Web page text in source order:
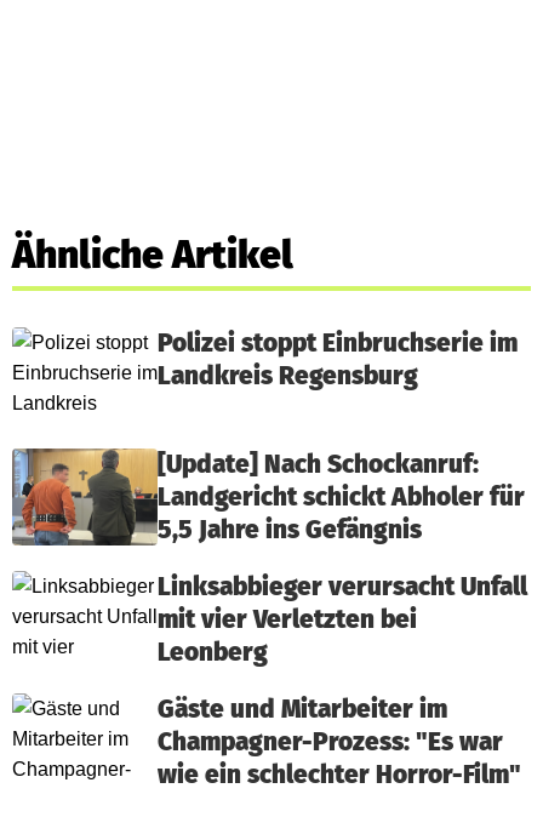
Ähnliche Artikel
Polizei stoppt Einbruchserie im
Landkreis Regensburg
[Update] Nach Schockanruf:
Landgericht schickt Abholer für
5,5 Jahre ins Gefängnis
Linksabbieger verursacht Unfall
mit vier Verletzten bei
Leonberg
Gäste und Mitarbeiter im
Champagner-Prozess: "Es war
wie ein schlechter Horror-Film"